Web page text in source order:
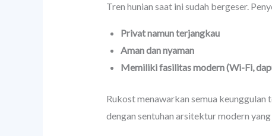
Tren hunian saat ini sudah bergeser.
Privat namun terjangkau
Aman dan nyaman
Memiliki fasilitas modern (Wi-Fi,
Rukost menawarkan semua
dengan sentuhan arsitektur modern